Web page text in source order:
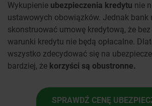
Wykupienie ubezpieczenia kredytu nie
ustawowych obowiązków. Jednak bank
skonstruować umowę kredytową, że
warunki kredytu nie będą opłacalne.
wszystko zdecydować się na
bardziej, że korzyści są obustronne.
SPRAWDŹ CENĘ